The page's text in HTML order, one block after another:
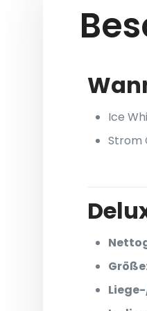
Ice
Strom